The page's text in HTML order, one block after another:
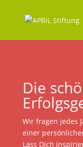
Die
Wir fragen jedes
einer
Lass Dich